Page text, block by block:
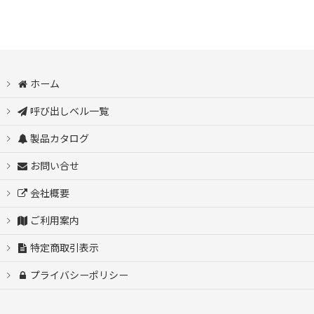
ゲストレシーバーZERO（Black/White）
ZERO
ホーム
呼び出しベル一覧
製品カタログ
お問い合せ
会社概要
ご利用案内
特定商取引表示
プライバシーポリシー